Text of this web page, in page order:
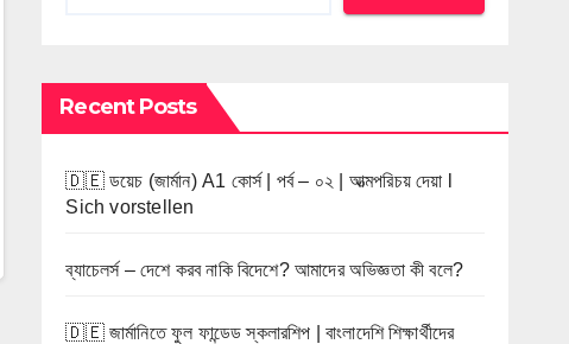
Recent Posts
🇩🇪 ডয়েচ (জার্মান) A1 কোর্স | পর্ব – ০২ | আত্মপরিচয় দেয়া l
Sich vorstellen
ব্যাচেলর্স – দেশে করব নাকি বিদেশে? আমাদের অভিজ্ঞতা কী বলে?
🇩🇪 জার্মানিতে ফুল ফান্ডেড স্কলারশিপ | বাংলাদেশি শিক্ষার্থীদের